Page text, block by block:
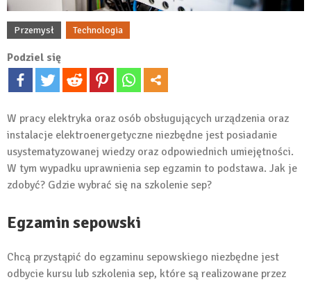
Przemysł Technologia
Podziel się
W pracy elektryka oraz osób obsługujących urządzenia oraz
instalacje elektroenergetyczne niezbędne jest posiadanie
usystematyzowanej wiedzy oraz odpowiednich umiejętności.
W tym wypadku uprawnienia sep egzamin to podstawa. Jak je
zdobyć? Gdzie wybrać się na szkolenie sep?
Egzamin sepowski
Chcą przystąpić do egzaminu sepowskiego niezbędne jest
odbycie kursu lub szkolenia sep, które są realizowane przez